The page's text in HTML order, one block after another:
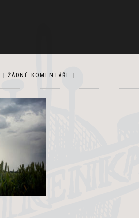
ŽÁDNÉ KOMENTÁŘE